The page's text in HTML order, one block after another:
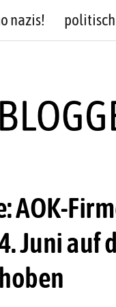
nazis! politisch
AOK-
Juni auf